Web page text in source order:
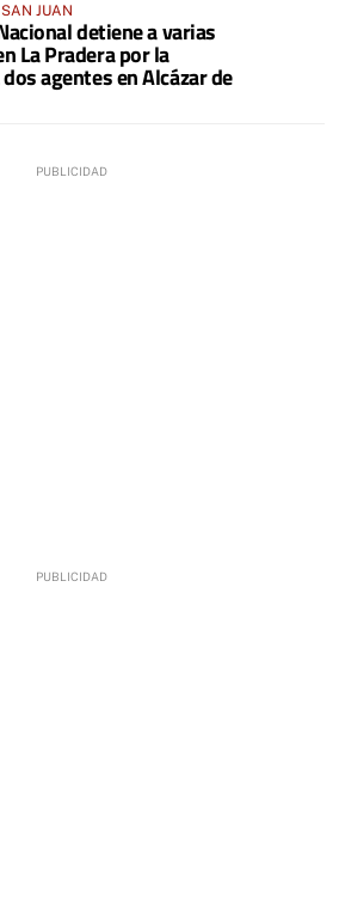
JUAN
detiene a varias
La Pradera por la
agentes en Alcázar de